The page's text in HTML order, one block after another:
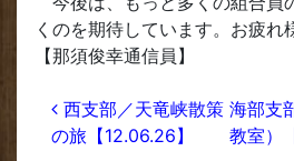
くのを期待しています。お疲れ
【那須俊幸通信員】
投稿ナビゲーショ
西支部／天竜峡散策
の旅【12.06.26】
海部支
教室）